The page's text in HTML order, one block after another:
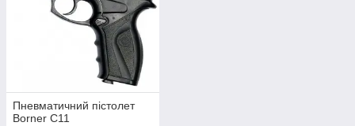
Пневматичний пістолет
Borner C11